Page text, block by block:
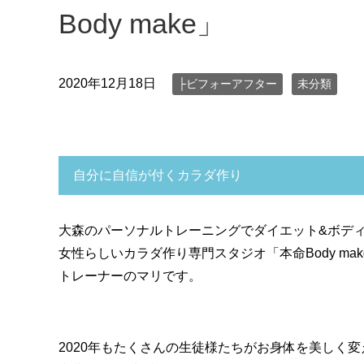
Body make」
2020年12月18日 ├ビフォーアフター 未分類
自分に自信が付くカラダ作り
大森のパーソナルトレーニングでダイエット&ボデ
女性らしいカラダ作り専門スタジオ「本命Body
トレーナーのマリです。
2020年もたくさんの生徒様たちがお身体を美しく変